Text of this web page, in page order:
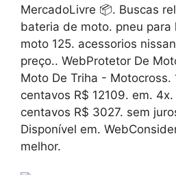
MercadoLivre 📦. Buscas
bateria de moto. pneu
moto 125. acessorios
preço.. WebProtetor De
Moto De Triha - Motocross.
centavos R$ 12109. em.
centavos R$ 3027. sem
Disponível em.
melhor.